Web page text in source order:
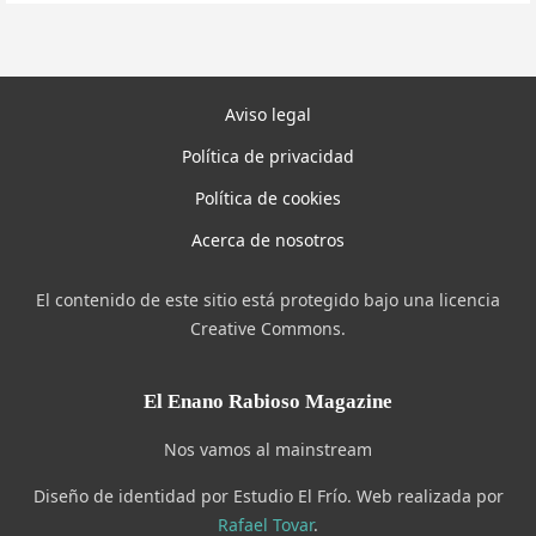
Aviso legal
Política de privacidad
Política de cookies
Acerca de nosotros
El contenido de este sitio está protegido bajo una licencia
Creative Commons.
El Enano Rabioso Magazine
Nos vamos al mainstream
Diseño de identidad por Estudio El Frío. Web realizada por
Rafael Tovar.